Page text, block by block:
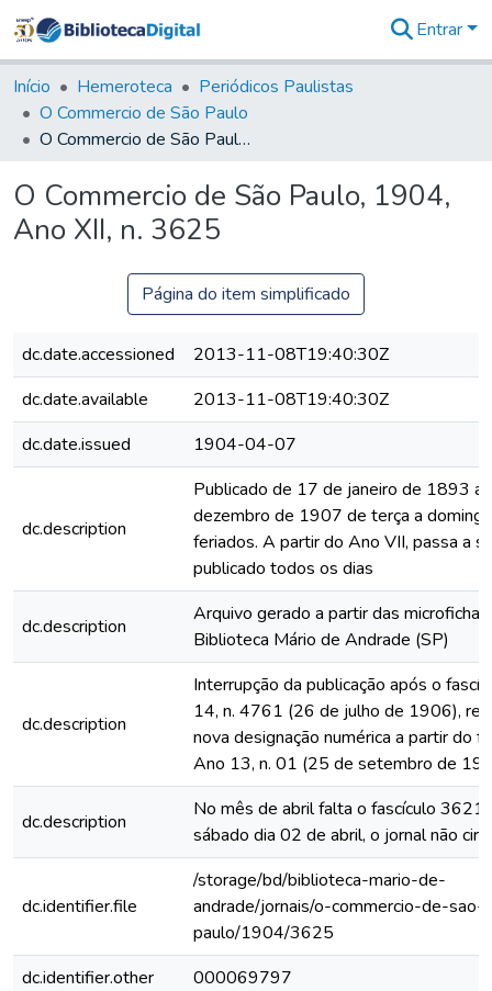
&
Coleções
Tudo na
Biblioteca
Estatísticas
Entrar
Início Hemeroteca
Periódicos Paulistas
O Commercio de São Paulo
O Commercio de São Paulo, 1904, Ano XII, n. 3625
O Commercio de São Paulo, 1904,
Ano XII, n. 3625
Página do item simplificado
dc.date.accessioned
2013-11-08T19:40:30Z
dc.date.available
2013-11-08T19:40:30Z
dc.date.issued
1904-04-07
dc.description
Publicado de 17 de janeiro de 1893 a
dezembro de 1907 de terça a
feriados. A partir do Ano VII, passa a
publicado todos os dias
dc.description
Arquivo gerado a partir das
Biblioteca Mário de Andrade (SP)
dc.description
Interrupção da publicação após o
14, n. 4761 (26 de julho de 1906),
nova designação numérica a partir do
Ano 13, n. 01 (25 de setembro de
dc.description
No mês de abril falta o fascículo
sábado dia 02 de abril, o jornal não
dc.identifier.file
/storage/bd/biblioteca-mario-de-
andrade/jornais/o-commercio-de-sao-
paulo/1904/3625
dc.identifier.other
000069797